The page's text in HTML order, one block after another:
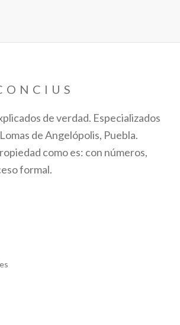
de verdad. Especializados
de Angelópolis, Puebla.
como es: con números,
formal.